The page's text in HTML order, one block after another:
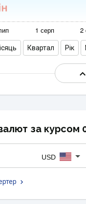
Квартал Рік
за курсом
USD